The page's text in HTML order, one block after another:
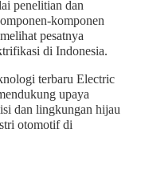
penelitian dan
komponen
pesatnya
di Indonesia.
terbaru Electric
upaya
dan lingkungan hijau
otomotif di